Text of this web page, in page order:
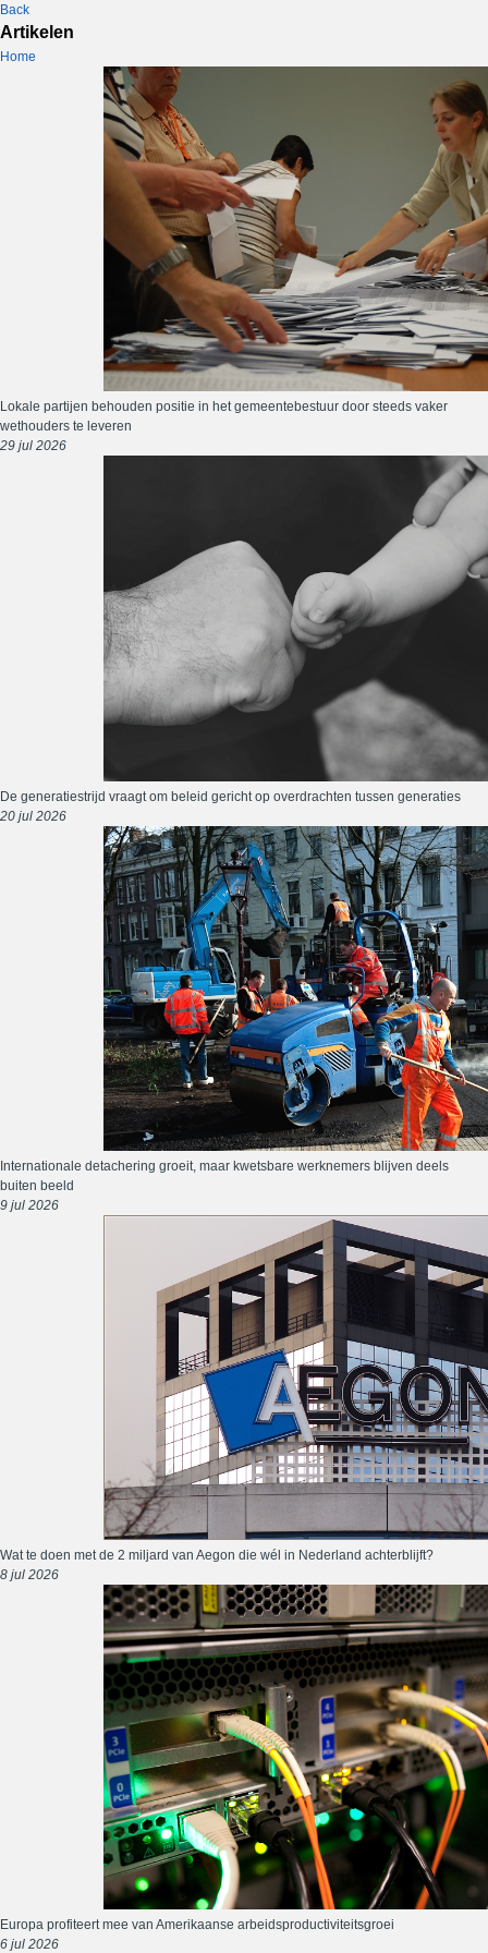
Back
Artikelen
Home
Lokale partijen behouden positie in het gemeentebestuur door steeds vaker
wethouders te leveren
29 jul 2026
De generatiestrijd vraagt om beleid gericht op overdrachten tussen generaties
20 jul 2026
Internationale detachering groeit, maar kwetsbare werknemers blijven deels
buiten beeld
9 jul 2026
Wat te doen met de 2 miljard van Aegon die wél in Nederland achterblijft?
8 jul 2026
Europa profiteert mee van Amerikaanse arbeidsproductiviteitsgroei
6 jul 2026